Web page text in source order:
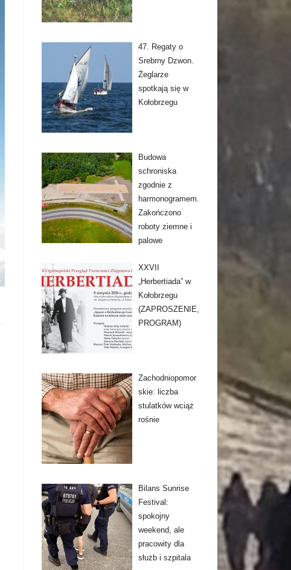
47. Regaty o
Srebrny Dzwon.
Żeglarze
spotkają się w
Kołobrzegu
Budowa
schroniska
zgodnie z
harmonogramem.
Zakończono
roboty ziemne i
palowe
XXVII
„Herbertiada” w
Kołobrzegu
(ZAPROSZENIE,
PROGRAM)
Zachodniopomor
skie: liczba
stulatków wciąż
rośnie
Bilans Sunrise
Festival:
spokojny
weekend, ale
pracowity dla
służb i szpitala